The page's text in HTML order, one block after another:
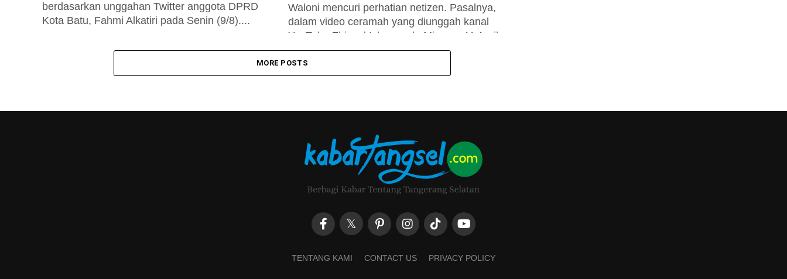
berdasarkan unggahan Twitter anggota DPRD
Kota Batu, Fahmi Alkatiri pada Senin (9/8)....
Waloni mencuri perhatian netizen. Pasalnya,
dalam video ceramah yang diunggah kanal
YouTube Zhinyal Islam pada Minggu, 11 April
2021, dengan judul...
MORE POSTS
TENTANG KAMI CONTACT US PRIVACY POLICY